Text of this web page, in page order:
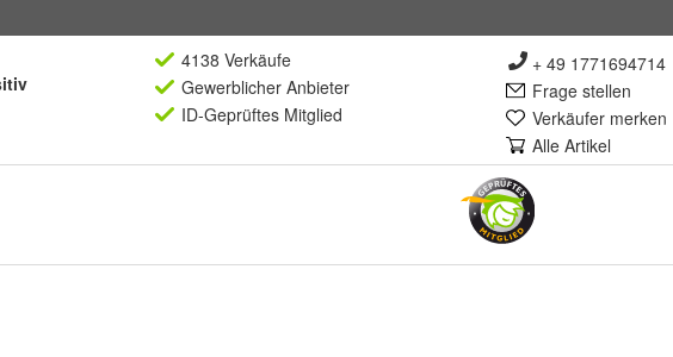
4138 Verkäufe
Gewerblicher Anbieter
ID-Geprüftes Mitglied
+ 49 1771694714
Frage stellen
Verkäufer merken
Alle Artikel